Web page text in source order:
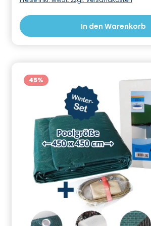
einfach in der Anwendung und
mehrere Vorteile. Zum einen ist
kostengünstige und
und die Wärme über Nacht besser
Zusätzlich schützt die
Schwimmbecken vor Laub,
Schmutzeintrag und
Pflegeaufwand und
Pflege sind die Folien äußerst
lange Freude an dieser
und vielseitig einsetzbaren
Solarabdeckungen sind kleiner als
Poolgröße gefertigt damit sie
Wasseroberfläche
Daten:Geeignet für rundform Pools
cmMaterialstärke: 230
Informationen zur Produktsicherheit Hersteller/EU
Verantwortliche Person: CF Group
GmbH, Bahnhofstraße 68, 73240
In den Warenkorb
45%